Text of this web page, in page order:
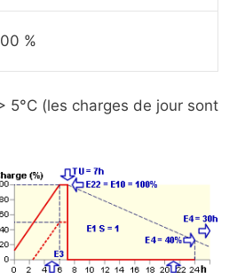
%
5°C (les charges de jour sont